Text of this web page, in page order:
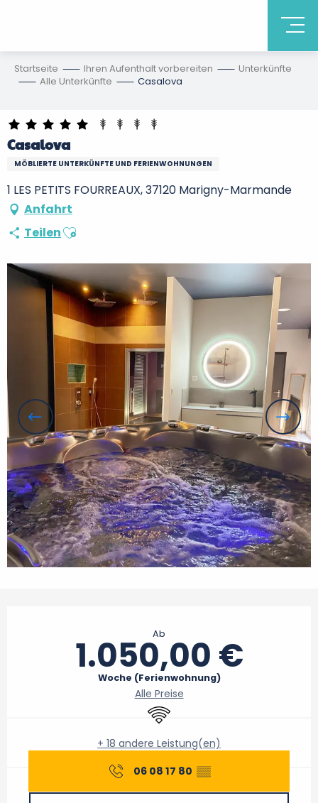
Startseite Ihren Aufenthalt vorbereiten
Unterkünfte
Alle Unterkünfte
Casalova
Casalova
MÖBLIERTE UNTERKÜNFTE UND FERIENWOHNUNGEN
1 LES PETITS FOURREAUX, 37120 Marigny-Marmande
Anfahrt
TeilenAjouter aux favoris
Ab
1.050,00 €
Woche (Ferienwohnung)
Alle Preise
Wi-Fi
+ 18 andere Leistung(en)
06 08 17 80 ▒▒